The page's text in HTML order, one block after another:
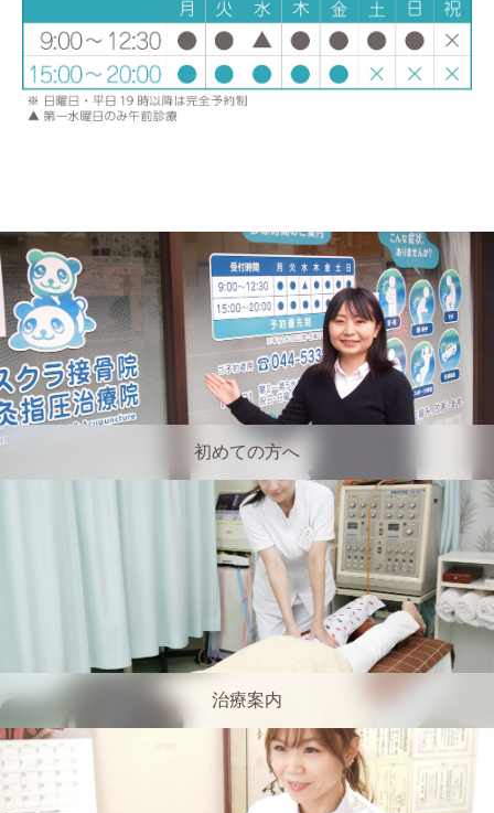
初めての方へ
治療案内